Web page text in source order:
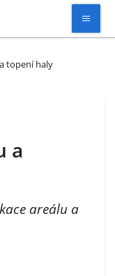
topení haly
a
areálu a